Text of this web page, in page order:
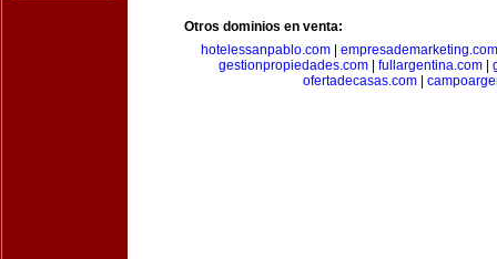
Otros dominios en venta:
hotelessanpablo.com| empresademarketing.com
gestionpropiedades.com
fullargentina.com
ofertadecasas.com|